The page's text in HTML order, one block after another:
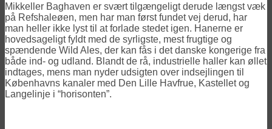
Mikkeller Baghaven er svært tilgængeligt derude længst væk
på Refshaleøen, men har man først fundet vej derud, har
man heller ikke lyst til at forlade stedet igen. Hanerne er
hovedsageligt fyldt med de syrligste, mest frugtige og
spændende Wild Ales, der kan fås i det danske kongerige fra
både ind- og udland. Blandt de rå, industrielle haller kan øllet
indtages, mens man nyder udsigten over indsejlingen til
Københavns kanaler med Den Lille Havfrue, Kastellet og
Langelinje i “horisonten”.